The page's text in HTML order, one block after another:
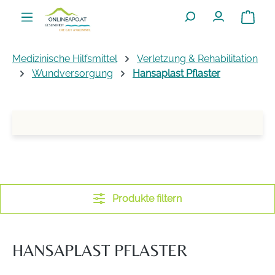
Zum Hauptinhalt springen
Medizinische Hilfsmittel
Verletzung & Rehabilitation
Wundversorgung
Hansaplast Pflaster
Produkte filtern
HANSAPLAST PFLASTER